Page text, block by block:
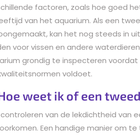
factoren, zoals hoe goed
van het aquarium. Als een
kan het nog steeds in
voor vissen en andere
grondig te inspecteren
voldoet.
weet ik of een
van de lekdichtheid van
Een handige manier om